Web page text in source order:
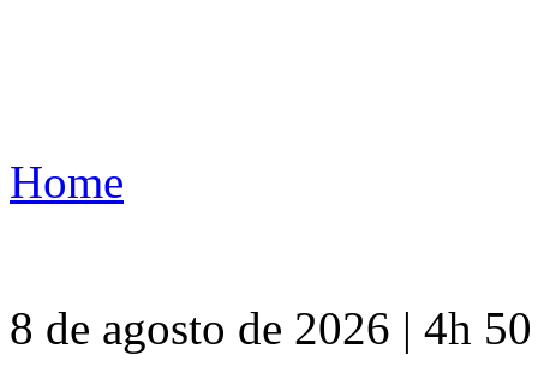
Home
8 de agosto de 2026 | 4h